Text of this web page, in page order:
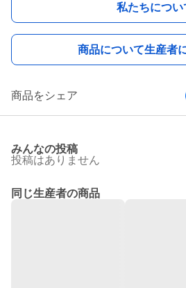
私たちについ
商品について生産者
商品をシェア
みんなの投稿
投稿はありません
同じ生産者の商品